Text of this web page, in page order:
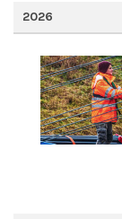
2026